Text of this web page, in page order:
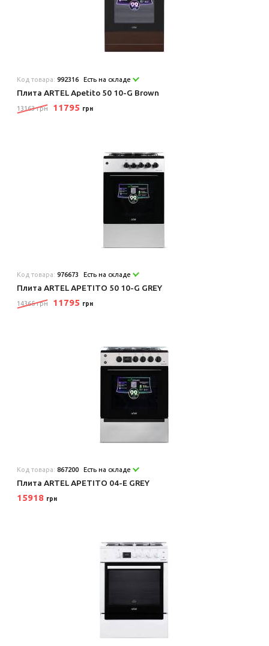
Код товара:992316 Есть на складе
Плита ARTEL Apetito 50 10-G Brown
13163 грн 11795 грн
Код товара:976673 Есть на складе
Плита ARTEL APETITO 50 10-G GREY
14365 грн 11795 грн
Код товара:867200 Есть на складе
Плита ARTEL APETITO 04-E GREY
15918 грн